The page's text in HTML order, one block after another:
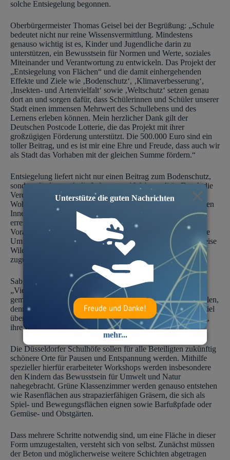
solche Entsiegelung begonnen.
Oberbürgermeister Thomas Geisel bei der Begrüßung: „Schule
bedeutet nicht nur reine Wissensvermittlung. Mindestens
genauso wichtig ist es, Kinder und Jugendliche darin zu
unterstützen, ein Bewusstsein für Normen und Werte, soziales
Miteinander und Verantwortung zu entwickeln. Das Projekt der
„Entsiegelung von Flächen“ und die damit einhergehenden
Effekte und Ziele wie ‚Bodenschutz‘, ‚Klimaverbesserung‘,
‚Insekten- und Artenvielfalt‘ sowie ‚Weltschutz‘ setzen genau
dort an und sorgen dafür, dass Schülerinnen und Schüler unserer
Stadt einen immensen Mehrwert des Schullebens und des
Lernens erleben können. Mein herzlicher Dank gilt der
Deutschen Postcode Lotterie, die das Projekt mit ihrer
großzügigen Förderung unterstützt. Die 500.000 Euro sind ein
toller Beitrag, und es ist mir eine Ehre und Freude, dass auch wir
als Stadt das Vorhaben mit der gleichen Summe fördern.“
Entsiegelung liefert nicht nur einen Beitrag zum Bodenschutz,
sondern fördert auch die Lebens- und Wohnqualität. Durch die
Verdunstung des Wassers verbessert sich das Kleinklima im
Wohnviertel. So können insbesondere in den stark verdichteten
Innenbereichen deutliche Verbesserungen des Stadtklimas
erreicht werden. Zudem werden durch Entsiegelung die
Voraussetzungen für neue Vegetationsflächen geschaffen. Die
Umwandlung toter Flächen in Vegetationszonen, beispielsweise
Wildblumenwiesen, kommt somit auch der Insektenvielfalt
zugute.
Sabine Tüllmann, Vorstandsvorsitzende der Bürgerstiftung :
„Viele Schulhöfe sind graue trostlose Flächen. Wir möchten
gemeinsam mit den Kindern die Natur zurück in die Stadt holen,
denn mithilfe dieses Projekts erfahren die Schüler nicht nur viel
über Insekten, Obst und Gemüse, sondern lernen gleichzeitig,
ihre Umwelt zu schützen.“
Die Düsseldorfer Schulhöfe sollen für alle Beteiligten zukünftig
schönere Orte für Pausen und Entspannung werden. Mithilfe
spezieller hierfür erarbeiteter Workshops werden insbesondere
den Kindern das Bewusstsein für Umwelt und Natur
nahegebracht. Grüne Klassenzimmer werden genauso entstehen
wie Rasenflächen aus strapazierfähigen Gräsern, die sich als
Spiel- und Bewegungsflächen eignen sowie Barfußpfade oder
Gemüse- und Obstgärten.
Dass mehrere Schritte notwendig sind, um eine Fläche in dieser
Form umzugestalten, versteht sich von selbst. Zunächst müssen
der Beton und möglicherweise weitere Schichten abgetragen
×
Unterstütze die guten Nachrichten
Freude und Danke!
mehr...